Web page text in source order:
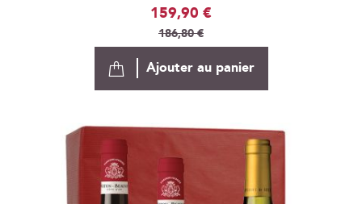
Prix
Spécial
159,90 €
186,80 €
Ajouter au panier